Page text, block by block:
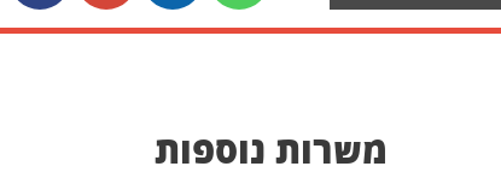
משרות נוספות